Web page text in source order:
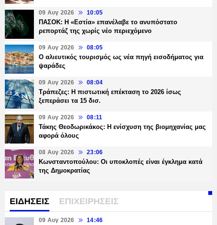
09 Αυγ 2026 10:05
ΠΑΣΟΚ: Η «Εστία» επανέλαβε το ανυπόστατο
ρεπορτάζ της χωρίς νέο περιεχόμενο
09 Αυγ 2026 08:05
Ο αλιευτικός τουρισμός ως νέα πηγή εισοδήματος για
ψαράδες
09 Αυγ 2026 08:04
Τράπεζες: H πιστωτική επέκταση το 2026 ίσως
ξεπεράσει τα 15 δισ.
09 Αυγ 2026 08:11
Τάκης Θεοδωρικάκος: Η ενίσχυση της βιομηχανίας μας
αφορά όλους
08 Αυγ 2026 23:06
Κωνσταντοπούλου: Οι υποκλοπές είναι έγκλημα κατά
της Δημοκρατίας
ΕΙΔΗΣΕΙΣ ΕΠΙΧΕΙΡΗΣΕΙΣ
09 Αυγ 2026 14:46